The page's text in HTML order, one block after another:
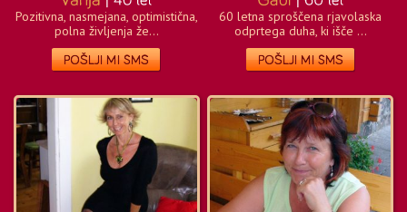
Pozitivna, nasmejana, optimistična,
polna življenja že...
60 letna sproščena rjavolaska
odprtega duha, ki išče ...